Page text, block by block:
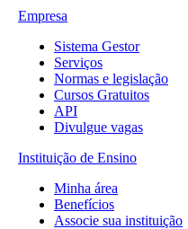
Empresa
Sistema Gestor
Serviços
Normas e legislação
Cursos Gratuitos
API
Divulgue vagas
Instituição de Ensino
Minha área
Benefícios
Associe sua instituição